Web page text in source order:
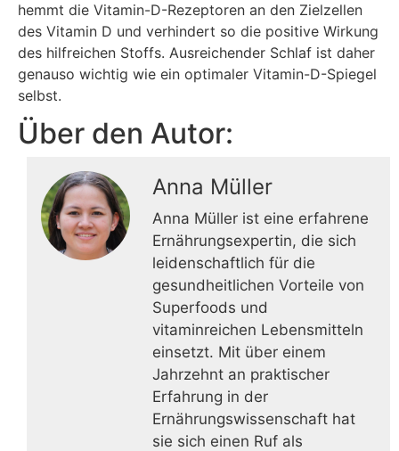
hemmt die Vitamin-D-Rezeptoren an den Zielzellen
des Vitamin D und verhindert so die positive Wirkung
des hilfreichen Stoffs. Ausreichender Schlaf ist daher
genauso wichtig wie ein optimaler Vitamin-D-Spiegel
selbst.
Über den Autor:
Anna Müller
Anna Müller ist eine erfahrene
Ernährungsexpertin, die sich
leidenschaftlich für die
gesundheitlichen Vorteile von
Superfoods und
vitaminreichen Lebensmitteln
einsetzt. Mit über einem
Jahrzehnt an praktischer
Erfahrung in der
Ernährungswissenschaft hat
sie sich einen Ruf als